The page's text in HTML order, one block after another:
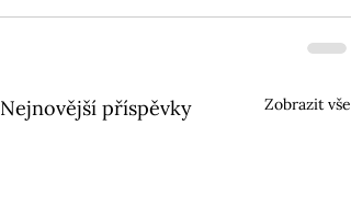
Nejnovější příspěvky Zobrazit vše